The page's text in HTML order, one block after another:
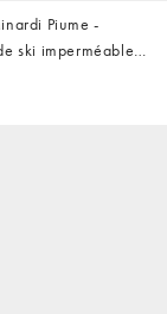
Piume -
ski imperméable